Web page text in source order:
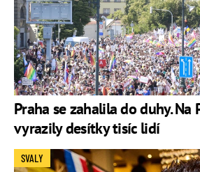
Praha se zahalila do duhy. Na
vyrazily desítky tisíc lidí
SVALY